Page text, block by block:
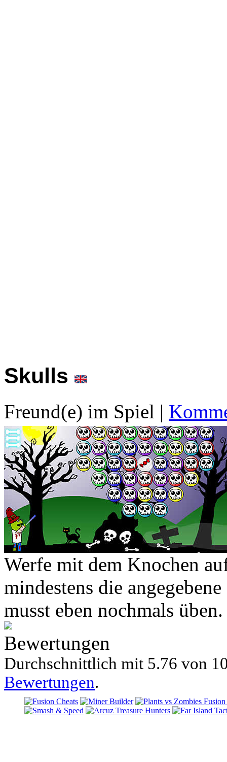
Skulls
Freund(e) im Spiel |
Werfe mit dem Knochen
mindestens die
musst eben nochmals üben.
Bewertungen
Durchschnittlich mit 5.76 von
Bewertungen.